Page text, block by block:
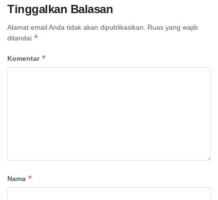
Tinggalkan Balasan
Alamat email Anda tidak akan dipublikasikan.
Ruas yang wajib
ditandai *
Komentar *
Nama *